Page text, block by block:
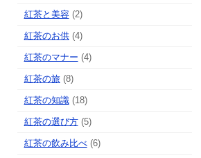
紅茶と美容(2)
紅茶のお供(4)
紅茶のマナー (4)
紅茶の旅(8)
紅茶の知識(18)
紅茶の選び方(5)
紅茶の飲み比べ(6)